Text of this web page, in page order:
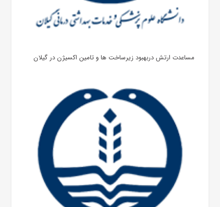
مساعدت ارتش دربهبود زیرساخت ها و تامین اکسیژن در گیلان